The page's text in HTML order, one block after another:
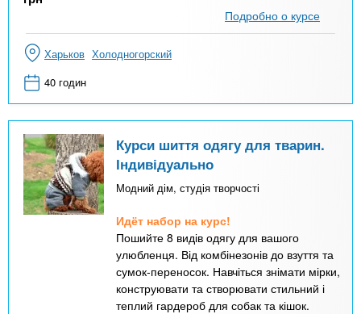
Подробно о курсе
Харьков Холодногорский
40 годин
Курси шиття одягу для тварин.
Індивідуально
Модний дім, студія творчості
Идёт набор на курс!
Пошийте 8 видів одягу для вашого
улюбленця. Від комбінезонів до взуття та
сумок-переносок. Навчіться знімати мірки,
конструювати та створювати стильний і
теплий гардероб для собак та кішок.